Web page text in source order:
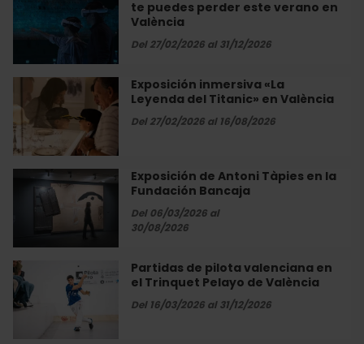
Alicia»
València
te puedes perder este verano en
València
Del 27/02/2026 al 31/12/2026
inmersivas
que
te
puedes
perder
este
verano
en
Exposición inmersiva «La
Leyenda del Titanic» en València
Del 27/02/2026 al 16/08/2026
Exposición
inmersiva
«La
Leyenda
del
Titanic»
València
Exposición de Antoni Tàpies en la
Fundación Bancaja
Del 06/03/2026 al
30/08/2026
Exposición
en
la
Fundación
Bancaja
Partidas de pilota valenciana en
el Trinquet Pelayo de València
Del 16/03/2026 al 31/12/2026
Partidas
de
pilota
valenciana